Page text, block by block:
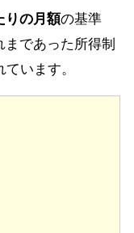
りの月額の基準
であった所得制
います。